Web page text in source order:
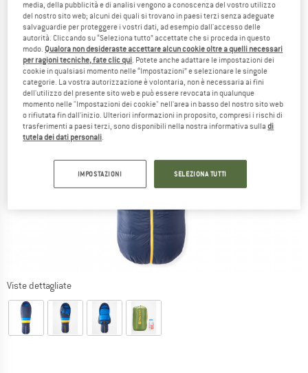
Viste dettagliate
media, della pubblicità e di analisi vengono a conoscenza del vostro utilizzo
del nostro sito web; alcuni dei quali si trovano in paesi terzi senza adeguate
salvaguardie per proteggere i vostri dati, ad esempio dall'accesso delle
autorità. Cliccando su “Seleziona tutto” accettate che si proceda in questo
modo. Qualora non desideraste accettare alcun cookie oltre a quelli necessari
per ragioni tecniche, fate clic qui. Potete anche adattare le impostazioni dei
cookie in qualsiasi momento nelle “Impostazioni” e selezionare le singole
categorie. La vostra autorizzazione è volontaria, non è necessaria ai fini
dell'utilizzo del presente sito web e può essere revocata in qualunque
momento nelle "Impostazioni dei cookie" nell'area in basso del nostro sito web
o rifiutata fin dall'inizio. Ulteriori informazioni in proposito, compresi i rischi di
trasferimenti a paesi terzi, sono disponibili nella nostra informativa sulladi
tutela dei dati personali.
IMPOSTAZIONI SELEZIONA TUTTI